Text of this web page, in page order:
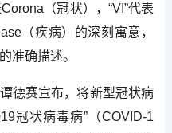
（冠状），“VI”代表
（疾病）的深刻寓意，
准确描述。
德赛宣布，将新型冠状病
冠状病毒病”（COVID-1